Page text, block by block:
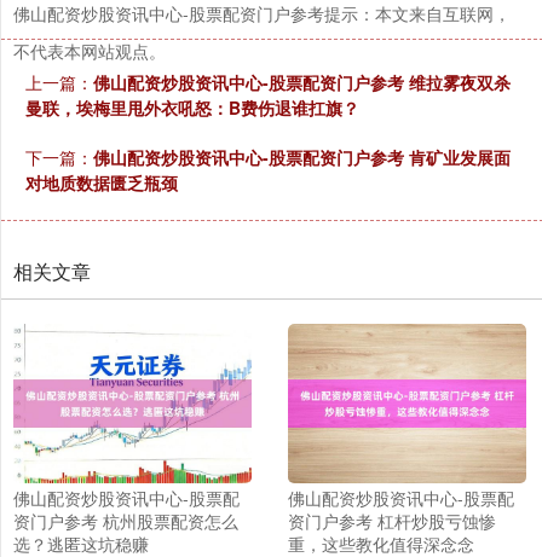
佛山配资炒股资讯中心-股票配资门户参考提示：本文来自互联网，
不代表本网站观点。
上一篇： 佛山配资炒股资讯中心-股票配资门户参考 维拉雾夜双杀
曼联，埃梅里甩外衣吼怒：B费伤退谁扛旗？
下一篇： 佛山配资炒股资讯中心-股票配资门户参考 肯矿业发展面
对地质数据匮乏瓶颈
相关文章
佛山配资炒股资讯中心-股票配
资门户参考 杭州股票配资怎么
选？逃匿这坑稳赚
佛山配资炒股资讯中心-股票配
资门户参考 杠杆炒股亏蚀惨
重，这些教化值得深念念